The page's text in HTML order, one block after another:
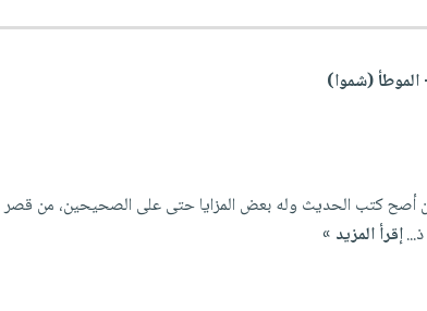
أصح كتب الحديث وله بعض المزايا حتى على الصحيحين، من قصر
إقرأ المزيد »